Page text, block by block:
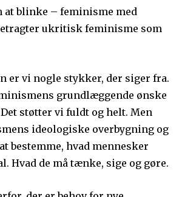
at blinke – feminisme med
ukritisk feminisme som
er vi nogle stykker, der siger fra.
grundlæggende ønske
støtter vi fuldt og helt. Men
ideologiske overbygning og
bestemme, hvad mennesker
Hvad de må tænke, sige og gøre.